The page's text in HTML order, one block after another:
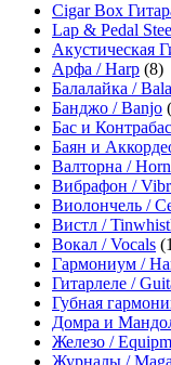
Cigar Box
Lap & Pedal
Акустическая
Арфа / Harp (8)
Балалайка /
Банджо / Banjo
Бас и
Баян и
Валторна / Horn
Вибрафон /
Виолончель /
Вистл /
Вокал / Vocals
Гармониум /
Гитарлеле /
Губная
Домра и
Железо /